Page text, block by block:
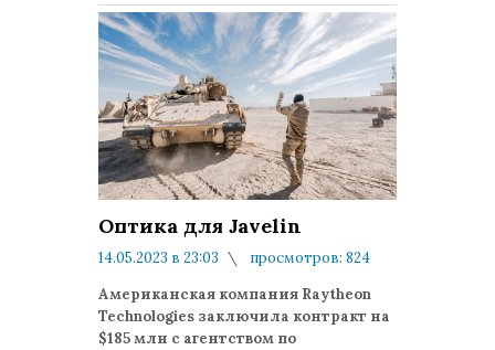
Оптика для Javelin
14.05.2023 в 23:03
просмотров: 824
Американская компания Raytheon
Technologies заключила контракт на
$185 млн с агентством по